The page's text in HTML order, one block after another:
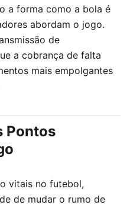
a forma como a bola é
abordam o jogo.
de
a cobrança de falta
mais empolgantes
Pontos
vitais no futebol,
de mudar o rumo de